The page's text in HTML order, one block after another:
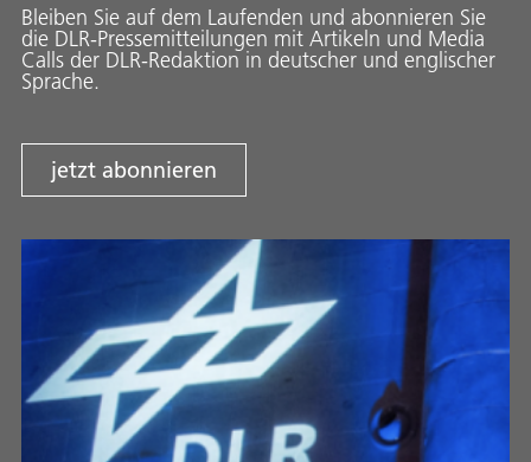
Bleiben Sie auf dem Laufenden und abonnieren Sie
die DLR-Pressemitteilungen mit Artikeln und Media
Calls der DLR-Redaktion in deutscher und englischer
Sprache.
jetzt abonnieren